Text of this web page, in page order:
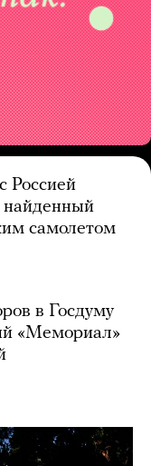
Россией
найденный
самолетом
в Госдуму
«Мемориал»